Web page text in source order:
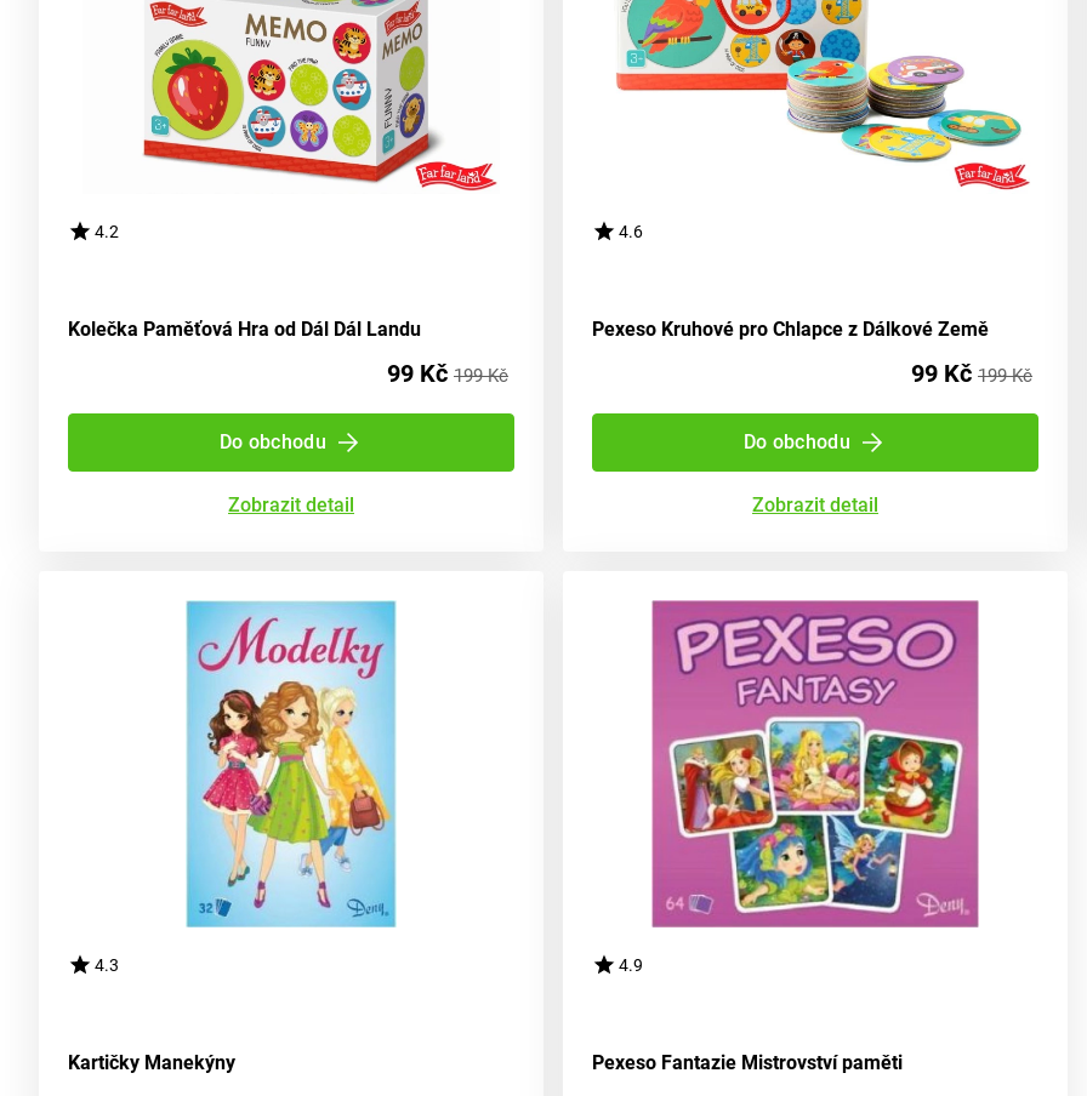
4.2
Kolečka Paměťová Hra od Dál Dál Landu
99 Kč 199 Kč
Do obchodu
Zobrazit detail
4.6
Pexeso Kruhové pro Chlapce z Dálkové Země
99 Kč 199 Kč
Do obchodu
Zobrazit detail
4.3
Kartičky Manekýny
4.9
Pexeso Fantazie Mistrovství paměti